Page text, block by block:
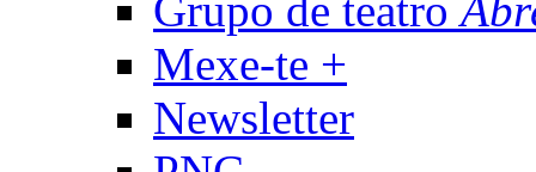
Grupo de teatro
Mexe-te +
Newsletter